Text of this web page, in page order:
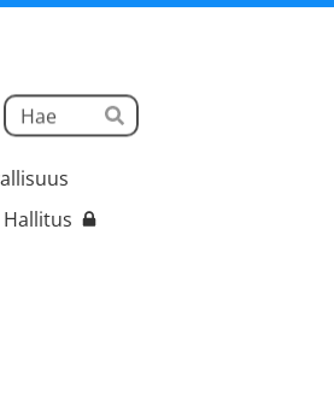
Haku
Hae
Hallitus